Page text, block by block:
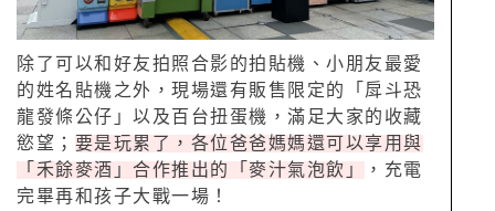
除了可以和好友拍照合影的拍貼機、小朋友最愛
的姓名貼機之外，現場還有販售限定的「戽斗恐
龍發條公仔」以及百台扭蛋機，滿足大家的收藏
慾望； 要是玩累了，各位爸爸媽媽還可以享用與
「禾餘麥酒」合作推出的「麥汁氣泡飲」
，充電
完畢再和孩子大戰一場！